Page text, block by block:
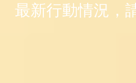
最新行動情況，